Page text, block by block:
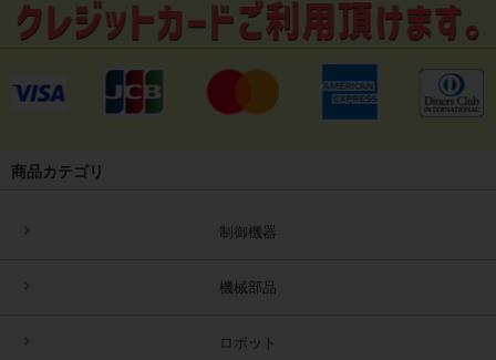
商品カテゴリ
制御機器
機械部品
ロボット